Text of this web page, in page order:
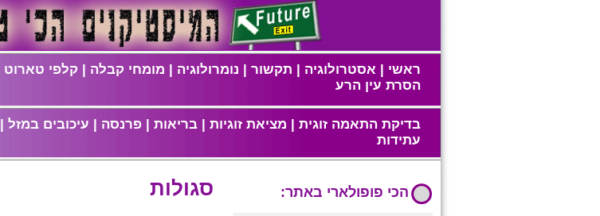
ראשי | אסטרולוגיה | תקשור | נומרולוגיה | מומחי קבלה | קלפי טארוט
הסרת עין הרע
בדיקת התאמה זוגית | מציאת זוגיות | בריאות | פרנסה | עיכובים במזל |
עתידות
סגולות הכי פופולארי באתר: